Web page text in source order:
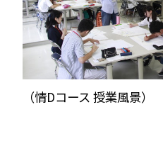
（情Dコース 授業風景）